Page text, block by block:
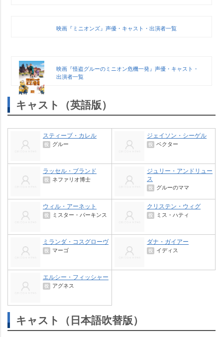
映画『ミニオンズ』声優・キャスト・出演者一覧
映画『怪盗グルーのミニオン危機一発』声優・キャスト・
出演者一覧
キャスト（英語版）
スティーブ・カレル
役 グルー
ジェイソン・シーゲル
役 ベクター
ラッセル・ブランド
役 ネファリオ博士
ジュリー・アンドリュー
ス
役 グルーのママ
ウィル・アーネット
役 ミスター・パーキンス
クリステン・ウィグ
役 ミス・ハティ
ミランダ・コスグローヴ
役 マーゴ
ダナ・ガイアー
役 イディス
エルシー・フィッシャー
役 アグネス
キャスト（日本語吹替版）